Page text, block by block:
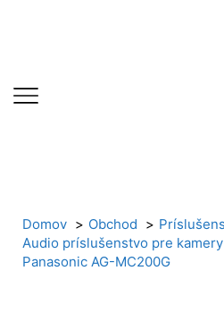
Domov Obchod
Audio príslušenstvo pre kamery
Panasonic AG-MC200G